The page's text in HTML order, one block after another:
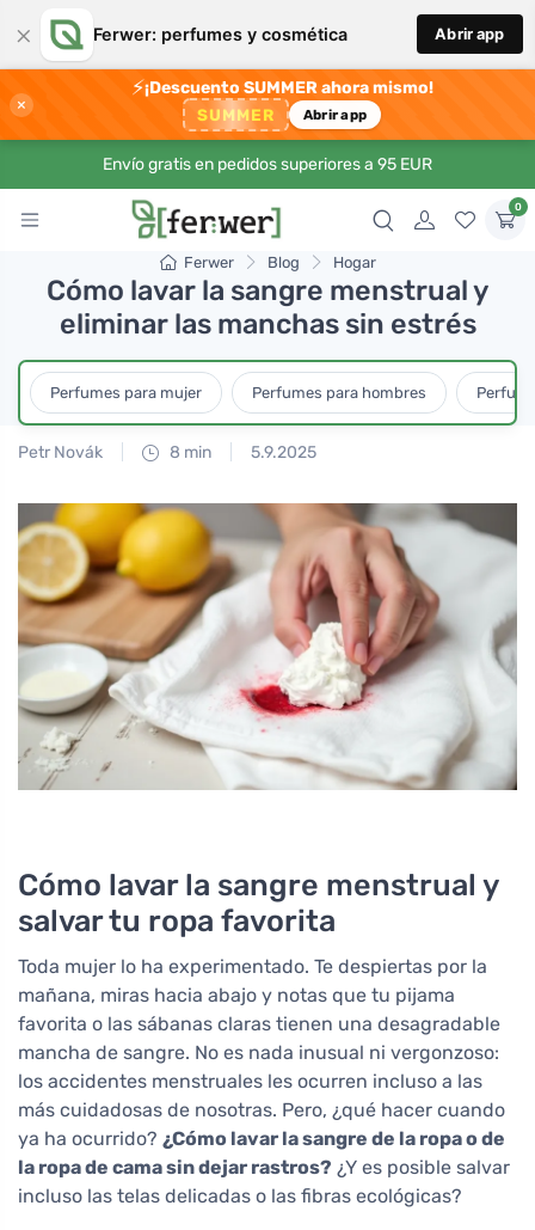
× Ferwer: perfumes y cosmética Abrir app
×
⚡¡Descuento SUMMER ahora mismo!
SUMMER Abrir app
Envío gratis en pedidos superiores a 95 EUR
0
Ferwer Blog Hogar
Cómo lavar la sangre menstrual y
eliminar las manchas sin estrés
Perfumes para mujer Perfumes para hombres
Petr Novák 8 min 5.9.2025
Cómo lavar la sangre menstrual y
salvar tu ropa favorita
Toda mujer lo ha experimentado. Te despiertas por la
mañana, miras hacia abajo y notas que tu pijama
favorita o las sábanas claras tienen una desagradable
mancha de sangre. No es nada inusual ni vergonzoso:
los accidentes menstruales les ocurren incluso a las
más cuidadosas de nosotras. Pero, ¿qué hacer cuando
ya ha ocurrido? ¿Cómo lavar la sangre de la ropa o de
la ropa de cama sin dejar rastros? ¿Y es posible salvar
incluso las telas delicadas o las fibras ecológicas?